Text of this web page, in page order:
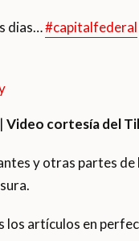
dias…#capitalfederal
Video cortesía del
y otras partes
artículos en